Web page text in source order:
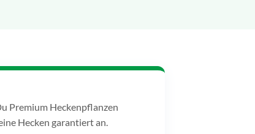
Premium Heckenpflanzen
Hecken garantiert an.